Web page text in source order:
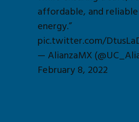
affordable, and
energy.”
pic.twitter.com/
— AlianzaMX
February 8, 2022